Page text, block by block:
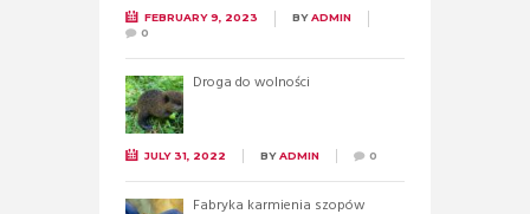
FEBRUARY 9, 2023 BYADMIN
0
Droga do wolności
JULY 31, 2022 BYADMIN 0
Fabryka karmienia szopów